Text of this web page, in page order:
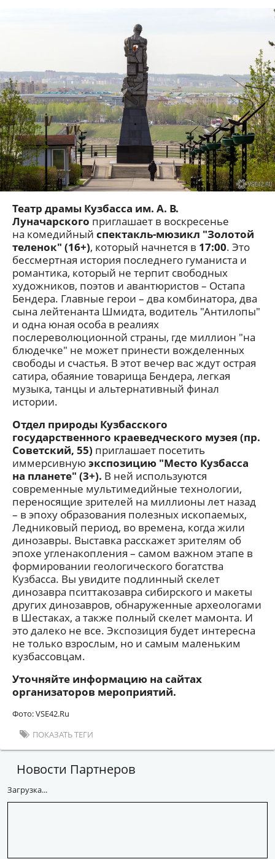
Театр драмы Кузбасса им. А. В.
Луначарского приглашает в воскресенье
на комедийный спектакль-мюзикл "Золотой
теленок" (16+), который начнется в 17:00. Это
бессмертная история последнего гуманиста и
романтика, который не терпит свободных
художников, поэтов и авантюристов – Остапа
Бендера. Главные герои – два комбинатора, два
сына лейтенанта Шмидта, водитель "Антилопы"
и одна юная особа в реалиях
послереволюционной страны, где миллион "на
блюдечке" не может принести вожделенных
свободы и счастья. В этот вечер вас ждут острая
сатира, обаяние товарища Бендера, легкая
музыка, танцы и альтернативный финал
истории.
Отдел природы Кузбасского
государственного краеведческого музея (пр.
Советский, 55) приглашает посетить
иммерсивнуюэкспозицию "Место Кузбасса
на планете" (3+). В ней используются
современные мультимедийные технологии,
переносящие зрителей на миллионы лет назад
– в эпоху образования полезных ископаемых,
Ледниковый период, во времена, когда жили
динозавры. Выставка расскажет зрителям об
эпохе угленакопления – самом важном этапе в
формировании геологического богатства
Кузбасса. Вы увидите подлинный скелет
динозавра пситтакозавра сибирского и макеты
других динозавров, обнаруженные археологами
в Шестаках, а также полный скелет мамонта. И
это далеко не все. Экспозиция будет интересна
не только взрослым, но и самым маленьким
кузбассовцам.
Уточняйте информацию на сайтах
организаторов мероприятий.
Фото: VSE42.Ru
ПОКАЗАТЬ ТЕГИ
Новости Партнеров
Загрузка...